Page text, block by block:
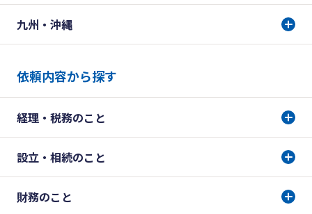
九州・沖縄
依頼内容から探す
経理・税務のこと
設立・相続のこと
財務のこと